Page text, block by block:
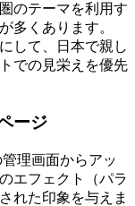
のテーマを利用す
多くあります。
して、日本で親し
での見栄えを優先
ージ
管理画面からアッ
エフェクト（パラ
れた印象を与えま